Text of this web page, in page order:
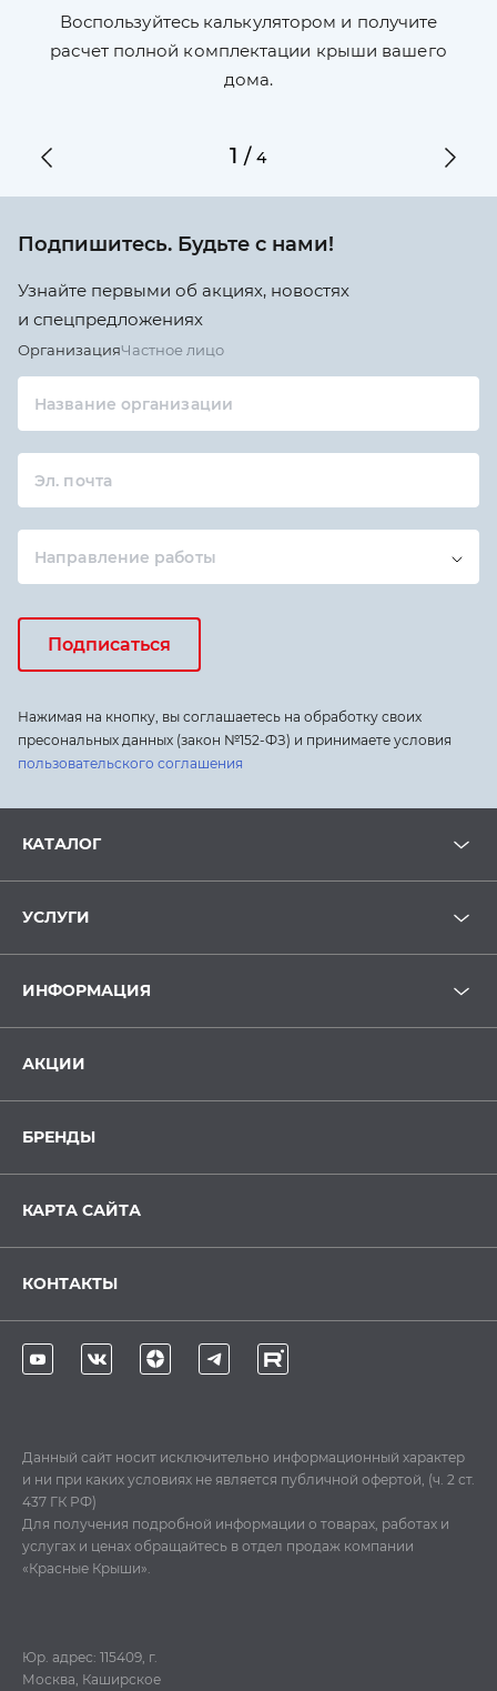
Воспользуйтесь калькулятором и получите
расчет полной комплектации крыши вашего
дома.
1 /4
Подпишитесь. Будьте с нами!
Узнайте первыми об акциях, новостях
и спецпредложениях
ОрганизацияЧастное лицо
Название организации
Эл. почта
Направление работы
Подписаться
Нажимая на кнопку, вы соглашаетесь на обработку своих
пресональных данных (закон №152-ФЗ) и принимаете условия
пользовательского соглашения
КАТАЛОГ
УСЛУГИ
ИНФОРМАЦИЯ
АКЦИИ
БРЕНДЫ
КАРТА САЙТА
КОНТАКТЫ
Данный сайт носит исключительно информационный характер
и ни при каких условиях не является публичной офертой, (ч. 2 ст.
437 ГК РФ)
Для получения подробной информации о товарах, работах и
услугах и ценах обращайтесь в отдел продаж компании
«Красные Крыши».
Юр. адрес: 115409, г.
Москва, Каширское